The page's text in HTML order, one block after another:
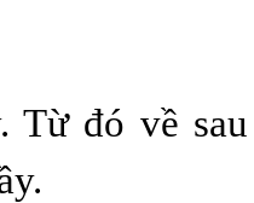
Từ đó về